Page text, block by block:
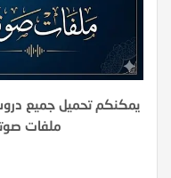
يمكنكم تحميل جميع
ملفات